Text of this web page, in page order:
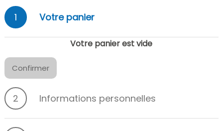
1 Votre panier
Votre panier est vide
Confirmer
2 Informations personnelles